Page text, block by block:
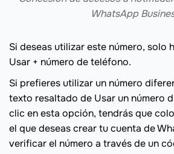
WhatsApp
Si deseas utilizar este número, solo
Usar + número de teléfono.
Si prefieres utilizar un número
texto resaltado de Usar un número
clic en esta opción, tendrás que
el que deseas crear tu cuenta de
verificar el número a través de un